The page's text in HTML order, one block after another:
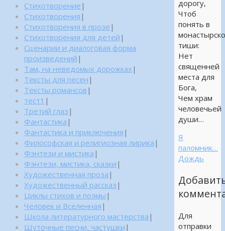
дорогу,
Чтоб
понять в
тиши:
Нет
священней
места для
Бога,
Чем храм
человечьей
души…
Я
паломник…
Дождь
Для
отправки
Стихотворение |
Стихотворения |
Стихотворения в прозе |
Стихотворения для детей |
Сценарии и диалоговая форма
произведений |
Там, на неведомых дорожках |
Тексты для песен |
Тексты романсов |
тест1 |
Третий глаз |
Фантастика |
Фантастика и приключения |
Философская и религиозная лирика |
Фэнтези и мистика |
Фэнтези, мистика, сказки |
Художественная проза |
Художественный рассказ |
Циклы стихов и поэмы |
Человек и Вселенная |
Школа литературного мастерства |
Шуточные песни, частушки |